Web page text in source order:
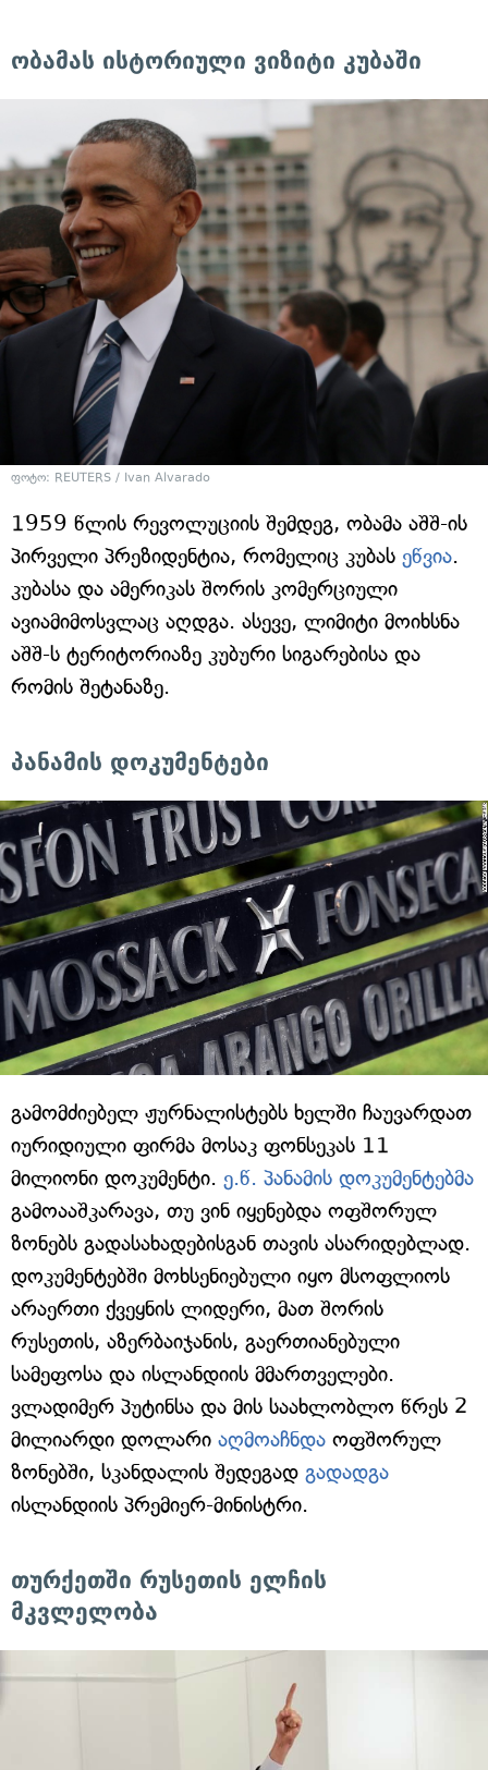
ობამას ისტორიული ვიზიტი კუბაში
ფოტო: REUTERS / Ivan Alvarado
1959 წლის რევოლუციის შემდეგ, ობამა აშშ-ის
პირველი პრეზიდენტია, რომელიც კუბას ეწვია.
კუბასა და ამერიკას შორის კომერციული
ავიამიმოსვლაც აღდგა. ასევე, ლიმიტი მოიხსნა
აშშ-ს ტერიტორიაზე კუბური სიგარებისა და
რომის შეტანაზე.
პანამის დოკუმენტები
გამომძიებელ ჟურნალისტებს ხელში ჩაუვარდათ
იურიდიული ფირმა მოსაკ ფონსეკას 11
მილიონი დოკუმენტი. ე.წ. პანამის დოკუმენტებმა
გამოააშკარავა, თუ ვინ იყენებდა ოფშორულ
ზონებს გადასახადებისგან თავის ასარიდებლად.
დოკუმენტებში მოხსენიებული იყო მსოფლიოს
არაერთი ქვეყნის ლიდერი, მათ შორის
რუსეთის, აზერბაიჯანის, გაერთიანებული
სამეფოსა და ისლანდიის მმართველები.
ვლადიმერ პუტინსა და მის საახლობლო წრეს 2
მილიარდი დოლარი აღმოაჩნდა ოფშორულ
ზონებში, სკანდალის შედეგად გადადგა
ისლანდიის პრემიერ-მინისტრი.
თურქეთში რუსეთის ელჩის
მკვლელობა